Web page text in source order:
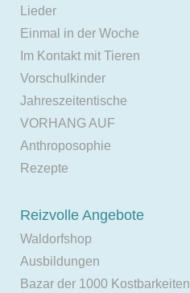
Lieder
Einmal in der Woche
Im Kontakt mit Tieren
Vorschulkinder
Jahreszeitentische
VORHANG AUF
Anthroposophie
Rezepte
Reizvolle Angebote
Waldorfshop
Ausbildungen
Bazar der 1000 Kostbarkeiten